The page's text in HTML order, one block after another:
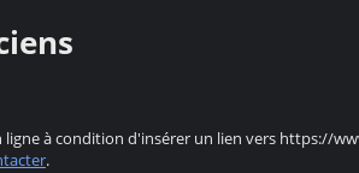
à condition d'insérer un lien vers https://
.